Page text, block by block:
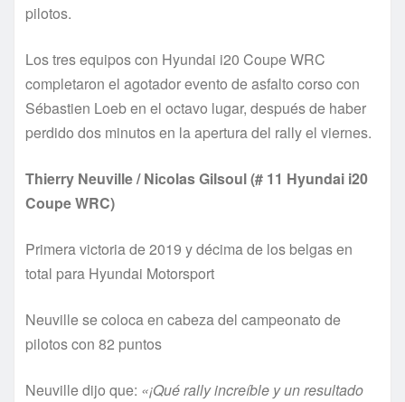
pilotos.
Los tres equipos con Hyundai i20 Coupe WRC
completaron el agotador evento de asfalto corso con
Sébastien Loeb en el octavo lugar, después de haber
perdido dos minutos en la apertura del rally el viernes.
Thierry Neuville / Nicolas Gilsoul (# 11 Hyundai i20
Coupe WRC)
Primera victoria de 2019 y décima de los belgas en
total para Hyundai Motorsport
Neuville se coloca en cabeza del campeonato de
pilotos con 82 puntos
Neuville dijo que: «¡Qué rally increíble y un resultado